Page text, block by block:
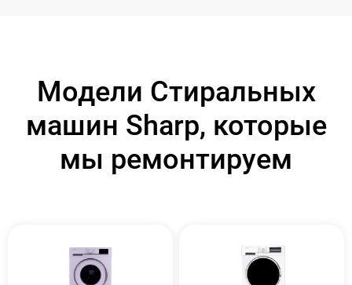
Модели Стиральных
машин Sharp, которые
мы ремонтируем